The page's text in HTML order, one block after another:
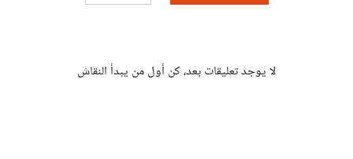
لا يوجد تعليقات بعد، كن أول من يبدأ النقاش